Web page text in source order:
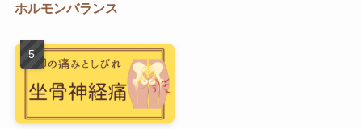
ホルモンバランス